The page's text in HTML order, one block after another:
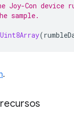
Joy-Con device
sample.
Uint8Array(
.